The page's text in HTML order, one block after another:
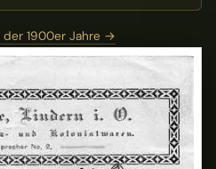
der 1900er Jahre →